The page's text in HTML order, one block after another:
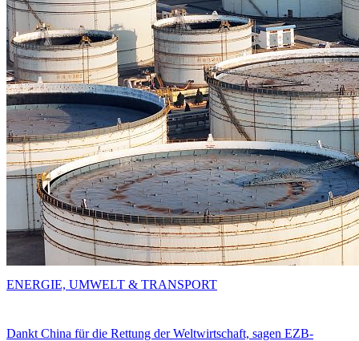
Dankt China für die Rettung der Weltwirtschaft, sagen EZB-
ENERGIE, UMWELT & TRANSPORT